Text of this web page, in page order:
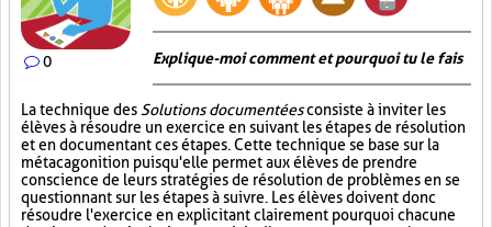
0 Explique-moi comment et pourquoi tu le fais
La technique des Solutions documentéesconsiste à inviter les
élèves à résoudre un exercice en suivant les étapes de résolution
et en documentant ces étapes. Cette technique se base sur la
métacagonition puisqu'elle permet aux élèves de prendre
conscience de leurs stratégies de résolution de problèmes en se
questionnant sur les étapes à suivre. Les élèves doivent donc
résoudre l'exercice en explicitant clairement pourquoi chacune